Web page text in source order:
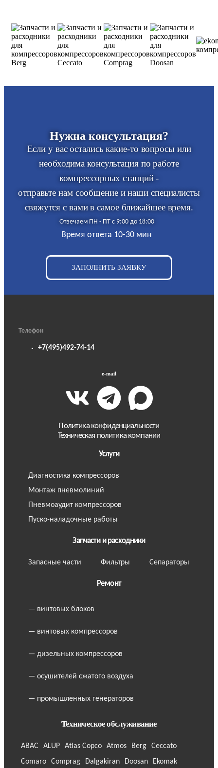
Нужна консультация?
Если у вас остались какие-то вопросы или
необходима консультация по работе
компрессорных станций -
отправьте нам сообщение и наши специалисты
свяжутся с вами в самое ближайшее время.
Отвечаем ПН - ПТ с 9:00 до 18:00
Время ответа 10-30 мин
ЗАПОЛНИТЬ ЗАЯВКУ
Телефон
+7(495)492-74-14
e-mail
Политика конфиденциальности
Техническая политика компании
Услуги
Диагностика компрессоров
Монтаж пневмолиний
Пневмоаудит компрессоров
Пуско-наладочные работы
Запчасти и расходники
Запасные части Фильтры Сепараторы
Ремонт
— винтовых блоков
— винтовых компрессоров
— дизельных компрессоров
— осушителей сжатого воздуха
— промышленных генераторов
Техническое обслуживание
ABAC ALUP Atlas Copco Atmos Berg
Ceccato
Comaro
Comprag Dalgakiran Doosan Ekomak